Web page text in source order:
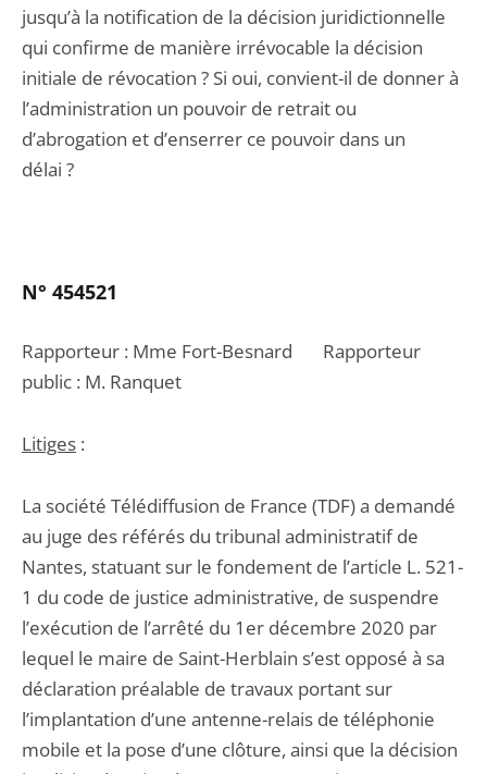
jusqu’à la notification de la décision juridictionnelle
qui confirme de manière irrévocable la décision
initiale de révocation ? Si oui, convient-il de donner à
l’administration un pouvoir de retrait ou
d’abrogation et d’enserrer ce pouvoir dans un
délai ?
N° 454521
Rapporteur : Mme Fort-Besnard Rapporteur
public : M. Ranquet
Litiges :
La société Télédiffusion de France (TDF) a demandé
au juge des référés du tribunal administratif de
Nantes, statuant sur le fondement de l’article L. 521-
1 du code de justice administrative, de suspendre
l’exécution de l’arrêté du 1er décembre 2020 par
lequel le maire de Saint-Herblain s’est opposé à sa
déclaration préalable de travaux portant sur
l’implantation d’une antenne-relais de téléphonie
mobile et la pose d’une clôture, ainsi que la décision